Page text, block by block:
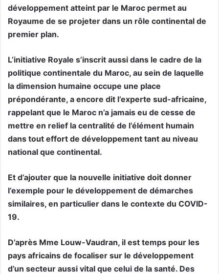
développement atteint par le Maroc permet au
Royaume de se projeter dans un rôle continental de
premier plan.
L’initiative Royale s’inscrit aussi dans le cadre de la
politique continentale du Maroc, au sein de laquelle
la dimension humaine occupe une place
prépondérante, a encore dit l’experte sud-africaine,
rappelant que le Maroc n’a jamais eu de cesse de
mettre en relief la centralité de l’élément humain
dans tout effort de développement tant au niveau
national que continental.
Et d’ajouter que la nouvelle initiative doit donner
l’exemple pour le développement de démarches
similaires, en particulier dans le contexte du COVID-
19.
D’après Mme Louw-Vaudran, il est temps pour les
pays africains de focaliser sur le développement
d’un secteur aussi vital que celui de la santé. Des